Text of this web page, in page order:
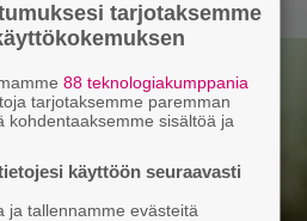
tarjotaksemme
88 teknologiakumppania
tarjotaksemme paremman
kohdentaaksemme sisältöä ja
käyttöön seuraavasti
ja tallennamme evästeitä